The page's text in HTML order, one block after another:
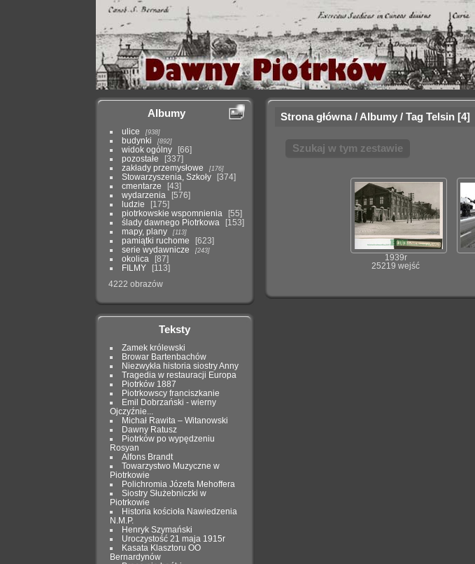
Albumy
ulice 938
budynki 892
widok ogólny
66
pozostałe
337
zakłady przemysłowe
176
Stowarzyszenia, Szkoły
374
cmentarze
43
wydarzenia
576
ludzie
175
piotrkowskie wspomnienia
55
ślady dawnego Piotrkowa
153
mapy, plany
113
pamiątki ruchome
623
serie wydawnicze
243
okolica
87
FILMY
113
4222 obrazów
Teksty
Zamek królewski
Browar Bartenbachów
Niezwykła historia siostry Anny
Tragedia w restauracji Europa
Piotrków 1887
Piotrkowscy franciszkanie
Emil Dobrzański - wierny
Ojczyźnie...
Michał Rawita – Witanowski
Dawny Ratusz
Piotrków po wypędzeniu
Rosyan
Alfons Brandt
Towarzystwo Muzyczne w
Piotrkowie
Polichromia Józefa Mehoffera
Siostry Służebniczki w
Piotrkowie
Historia kościoła Nawiedzenia
N.M.P.
Henryk Szymański
Uroczystość 21 maja 1915r
Kasata Klasztoru OO
Bernardynów
Strona główna/ Albumy/ Tag Telsin 4
Szukaj w tym zestawie
1939r
25219 wejść